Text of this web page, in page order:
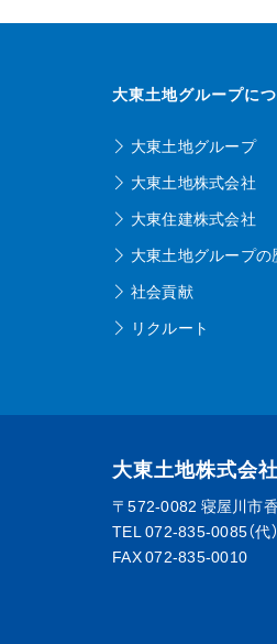
大東土地グループに
大東土地グループ
大東土地株式会社
大東住建株式会社
大東土地グループの
社会貢献
リクルート
大東土地株式会社
〒572-0082 寝屋川市
TEL072-835-0085（代）
FAX 072-835-0010